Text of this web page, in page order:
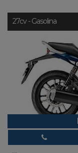
27cv - Gasolina